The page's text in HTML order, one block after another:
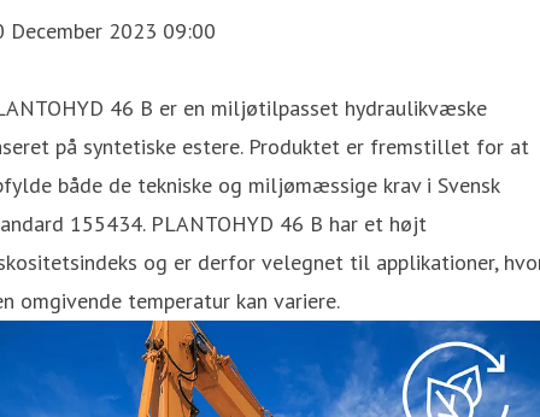
December 2023 09:00
46 B er en miljøtilpasset hydraulikvæske
på syntetiske estere. Produktet er fremstillet for at
både de tekniske og miljømæssige krav i Svensk
155434. PLANTOHYD 46 B har et højt
og er derfor velegnet til applikationer,
omgivende temperatur kan variere.